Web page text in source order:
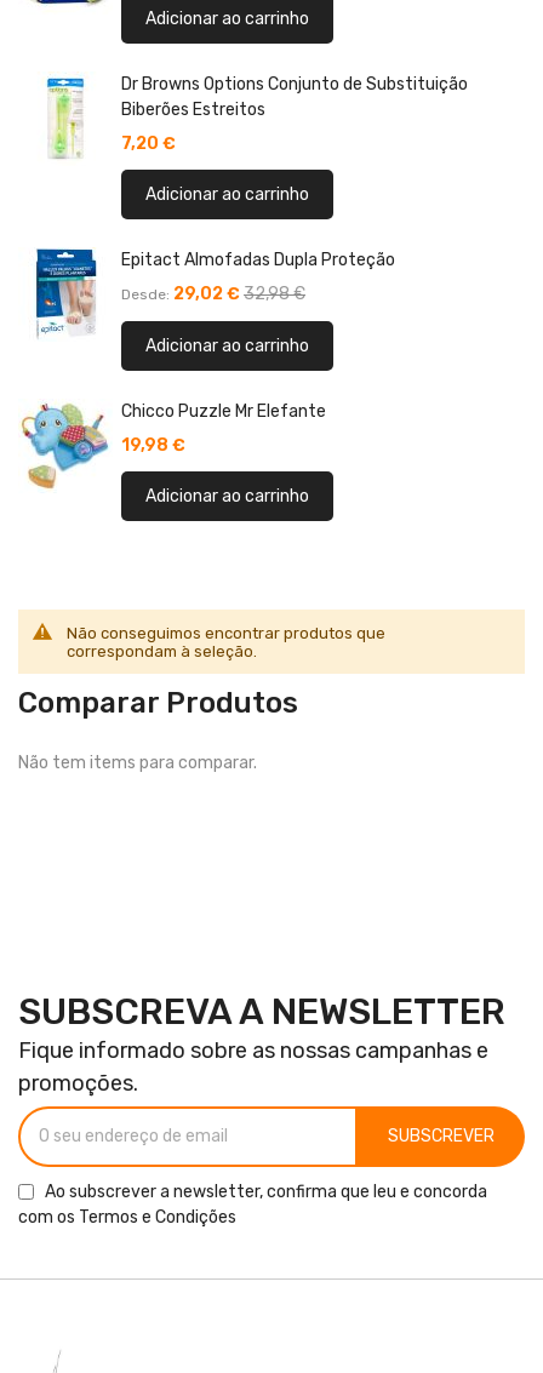
Adicionar ao carrinho
Dr Browns Options Conjunto de Substituição
Biberões Estreitos
7,20 €
Adicionar ao carrinho
Epitact Almofadas Dupla Proteção
Desde 29,02 € 32,98 €
Adicionar ao carrinho
Chicco Puzzle Mr Elefante
19,98 €
Adicionar ao carrinho
Não conseguimos encontrar produtos que
correspondam à seleção.
Comparar Produtos
Não tem items para comparar.
SUBSCREVA A NEWSLETTER
Fique informado sobre as nossas campanhas e
promoções.
SUBSCREVER
Ao subscrever a newsletter, confirma que leu e concorda
com os Termos e Condições